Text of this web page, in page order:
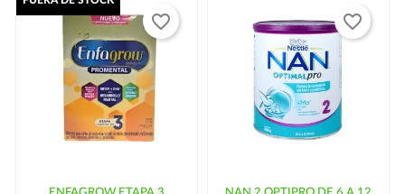
incremento en el costo del envío y/o mayor tiempo de
entrega. En ese caso, se solicitaría autorización por
parte del cliente.
favorite_border favorite_border